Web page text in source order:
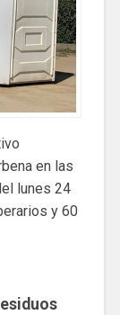
en las
lunes 24
y 60